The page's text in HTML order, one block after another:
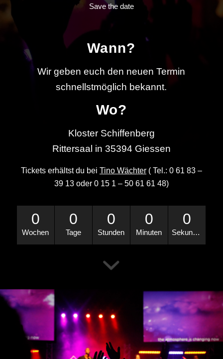
Save the date
Wann?
Wir geben euch den neuen Termin
schnellstmöglich bekannt.
Wo?
Kloster Schiffenberg
Rittersaal in 35394 Giessen
Tickets erhältst du bei Tino Wächter( Tel.: 0 61 83 –
39 13 oder 0 15 1 – 50 61 61 48)
0
Wochen
0
Tage
0
Stunden
0
Minuten
0
Sekunden